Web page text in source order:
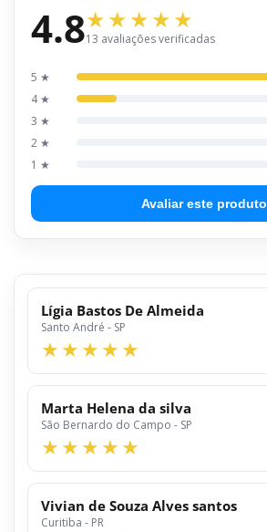
4.813 avaliações verificadas
5 ★
4 ★
3 ★
2 ★
1 ★
Avaliar este produto
Lígia Bastos De Almeida
Santo André - SP
Marta Helena da silva
São Bernardo do Campo - SP
Vivian de Souza Alves santos
Curitiba - PR